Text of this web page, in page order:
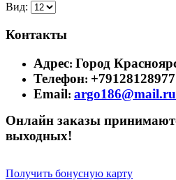
Вид:
Контакты
Адрес: Город
Телефон: +79128128977
Email: argo186@mail.ru
Онлайн заказы
выходных!
Получить бонусную карту